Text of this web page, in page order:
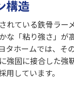
構造
れている鉄骨ラー
な「粘り強さ」が
タホームでは、そ
強固に接合した強
用しています。